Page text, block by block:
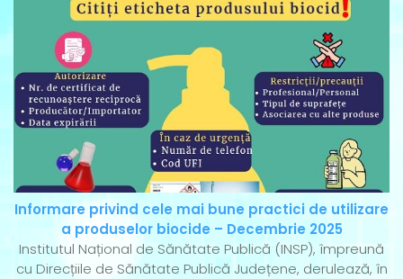
Informare privind cele mai bune practici de utilizare
a produselor biocide – Decembrie 2025
Institutul Național de Sănătate Publică (INSP), împreună
cu Direcțiile de Sănătate Publică Județene, derulează, în